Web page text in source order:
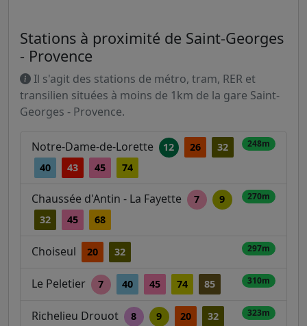
Stations à proximité de Saint-Georges
- Provence
Il s'agit des stations de métro, tram, RER et
transilien situées à moins de 1km de la gare Saint-
Georges - Provence.
Notre-Dame-de-Lorette 12 26
32
40
43 45 74
248m
Chaussée d'Antin - La Fayette 7
9
32
45 68
270m
Choiseul 20 32 297m
Le Peletier 7 40 45 74 85 310m
Richelieu Drouot 8 9 20
32
323m